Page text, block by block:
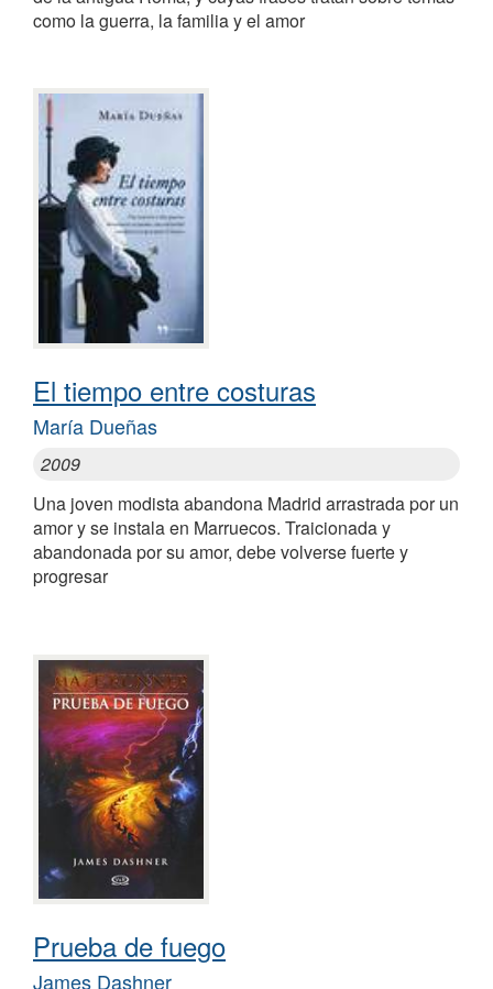
como la guerra, la familia y el amor
El tiempo entre costuras
María Dueñas
2009
Una joven modista abandona Madrid arrastrada por un
amor y se instala en Marruecos. Traicionada y
abandonada por su amor, debe volverse fuerte y
progresar
Prueba de fuego
James Dashner